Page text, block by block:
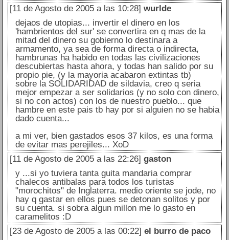
[11 de Agosto de 2005 a las 10:28] wurlde
dejaos de utopias... invertir el dinero en los
'hambrientos del sur' se convertira en q mas de la
mitad del dinero su gobierno lo destinara a
armamento, ya sea de forma directa o indirecta,
hambrunas ha habido en todas las civilizaciones
descubiertas hasta ahora, y todas han salido por su
propio pie, (y la mayoria acabaron extintas tb)
sobre la SOLIDARIDAD de sildavia, creo q seria
mejor empezar a ser solidarios (y no solo con dinero,
si no con actos) con los de nuestro pueblo... que
hambre en este pais tb hay por si alguien no se habia
dado cuenta...
a mi ver, bien gastados esos 37 kilos, es una forma
de evitar mas perejiles... XoD
[11 de Agosto de 2005 a las 22:26] gaston
y ...si yo tuviera tanta guita mandaria comprar
chalecos antibalas para todos los turistas
"morochitos" de Inglaterra. medio oriente se jode, no
hay q gastar en ellos pues se detonan solitos y por
su cuenta. si sobra algun millon me lo gasto en
caramelitos :D
[23 de Agosto de 2005 a las 00:22] el burro de paco